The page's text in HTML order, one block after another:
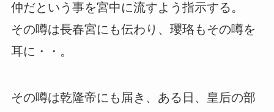
仲だという事を宮中に流すよう指示する。
その噂は長春宮にも伝わり、瓔珞もその噂を
耳に・・。
その噂は乾隆帝にも届き、ある日、皇后の部